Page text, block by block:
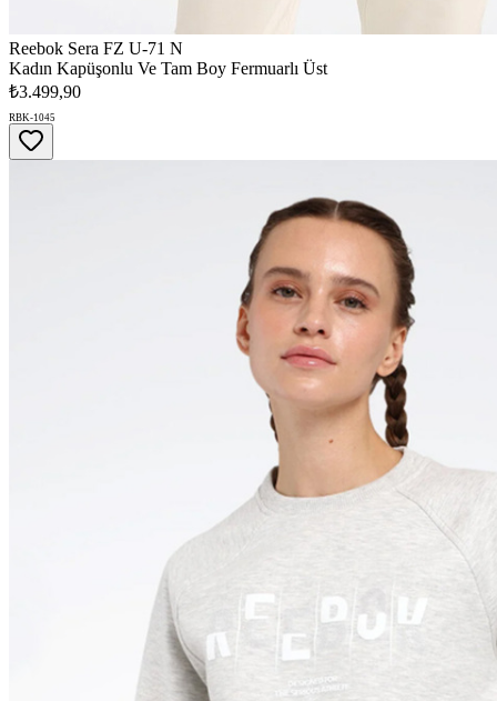
Reebok Sera FZ U-71 N
Kadın Kapüşonlu Ve Tam Boy Fermuarlı Üst
₺3.499,90
RBK-1045